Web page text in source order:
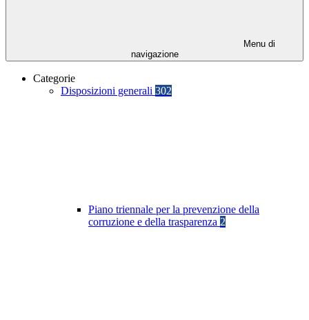
Menu di
navigazione
Categorie
Disposizioni generali 302
Piano triennale per la prevenzione della
corruzione e della trasparenza 2